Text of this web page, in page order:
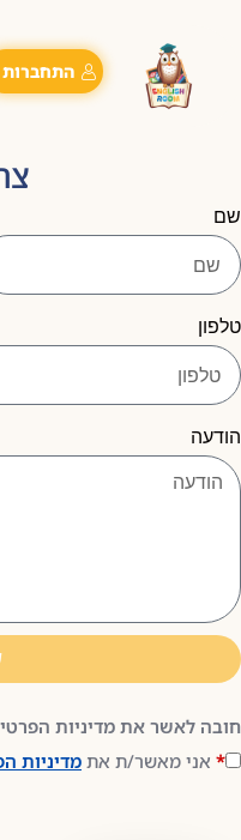
התחברות
לאשר את מדיניות
*אני מאשר/ת אתמדיניות